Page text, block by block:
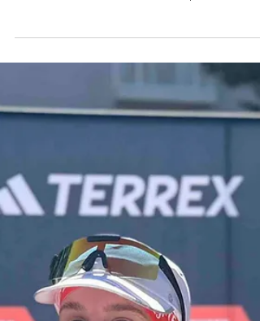
bei Läufern die sogenannte „Off
wozu sie gut ist und wie du die
Laufpause sinnvoll nutzen kannst